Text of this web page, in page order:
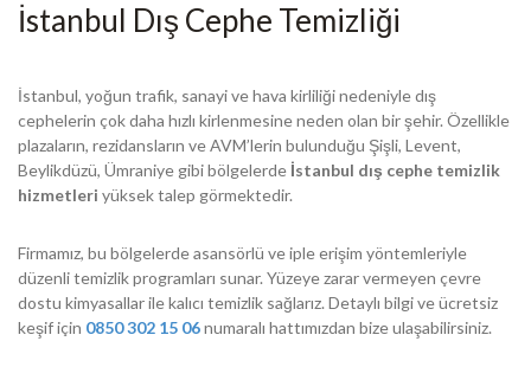
İstanbul Dış Cephe Temizliği
İstanbul, yoğun trafik, sanayi ve hava kirliliği nedeniyle dış
cephelerin çok daha hızlı kirlenmesine neden olan bir şehir. Özellikle
plazaların, rezidansların ve AVM’lerin bulunduğu Şişli, Levent,
Beylikdüzü, Ümraniye gibi bölgelerde İstanbul dış cephe temizlik
hizmetleri yüksek talep görmektedir.
Firmamız, bu bölgelerde asansörlü ve iple erişim yöntemleriyle
düzenli temizlik programları sunar. Yüzeye zarar vermeyen çevre
dostu kimyasallar ile kalıcı temizlik sağlarız. Detaylı bilgi ve ücretsiz
keşif için 0850 302 15 06numaralı hattımızdan bize ulaşabilirsiniz.